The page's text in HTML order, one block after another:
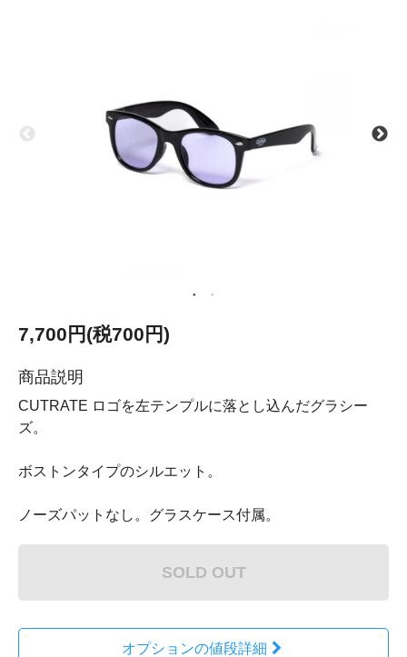
7,700円(税700円)
商品説明
CUTRATE ロゴを左テンプルに落とし込んだグラシー
ズ。
ボストンタイプのシルエット。
ノーズパットなし。グラスケース付属。
SOLD OUT
オプションの値段詳細